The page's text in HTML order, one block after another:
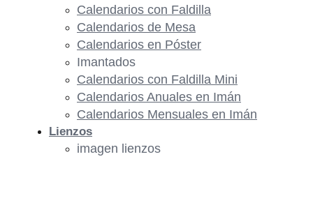
Calendarios con Faldilla
Calendarios de Mesa
Calendarios en Póster
Imantados
Calendarios con Faldilla Mini
Calendarios Anuales en Imán
Calendarios Mensuales en Imán
Lienzos
imagen lienzos